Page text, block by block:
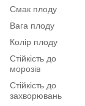
Смак плоду
Вага плоду
Колір плоду
Стійкість до
морозів
Стійкість до
захворювань